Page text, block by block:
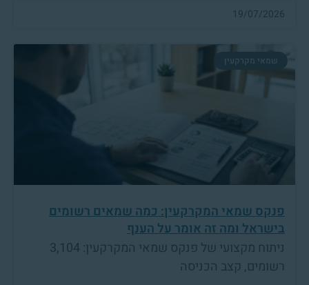
19/07/2026
שמאי מקרקעין
פנקס שמאי המקרקעין: כמה שמאים רשומים
בישראל ומה זה אומר על הענף
ניתוח מקצועי של פנקס שמאי המקרקעין: 3,104
רשומים, קצב הכניסה